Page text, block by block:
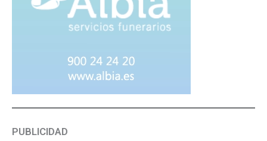
PUBLICIDAD